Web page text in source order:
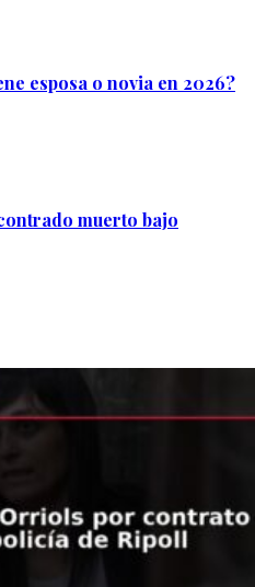
esposa o novia en 2026?
muerto bajo